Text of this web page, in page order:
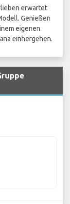
erwartet
Genießen
eigenen
einhergehen.